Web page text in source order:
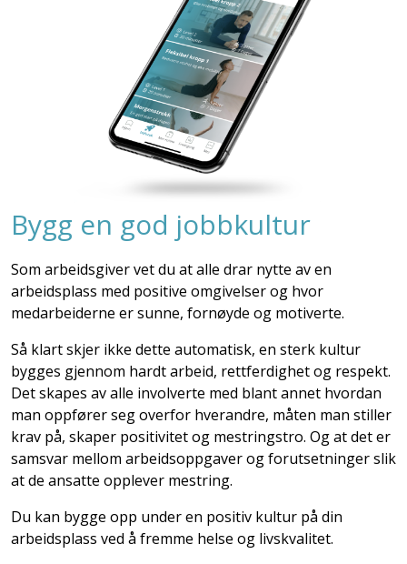
Bygg en god jobbkultur
Som arbeidsgiver vet du at alle drar nytte av en
arbeidsplass med positive omgivelser og hvor
medarbeiderne er sunne, fornøyde og motiverte.
Så klart skjer ikke dette automatisk, en sterk kultur
bygges gjennom hardt arbeid, rettferdighet og respekt.
Det skapes av alle involverte med blant annet hvordan
man oppfører seg overfor hverandre, måten man stiller
krav på, skaper positivitet og mestringstro. Og at det er
samsvar mellom arbeidsoppgaver og forutsetninger slik
at de ansatte opplever mestring.
Du kan bygge opp under en positiv kultur på din
arbeidsplass ved å fremme helse og livskvalitet.